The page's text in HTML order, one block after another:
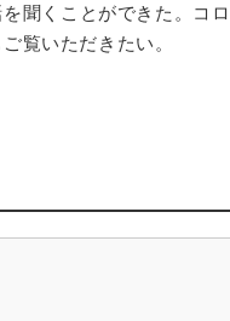
聞くことができた。コロ
覧いただきたい。